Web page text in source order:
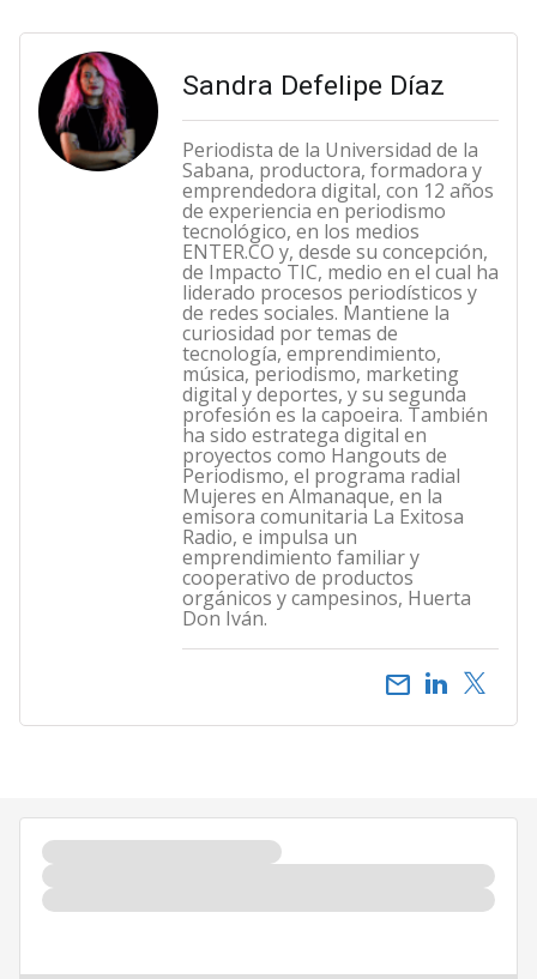
Sandra Defelipe Díaz
Periodista de la Universidad de la
Sabana, productora, formadora y
emprendedora digital, con 12 años
de experiencia en periodismo
tecnológico, en los medios
ENTER.CO y, desde su concepción,
de Impacto TIC, medio en el cual ha
liderado procesos periodísticos y
de redes sociales. Mantiene la
curiosidad por temas de
tecnología, emprendimiento,
música, periodismo, marketing
digital y deportes, y su segunda
profesión es la capoeira. También
ha sido estratega digital en
proyectos como Hangouts de
Periodismo, el programa radial
Mujeres en Almanaque, en la
emisora comunitaria La Exitosa
Radio, e impulsa un
emprendimiento familiar y
cooperativo de productos
orgánicos y campesinos, Huerta
Don Iván.
email